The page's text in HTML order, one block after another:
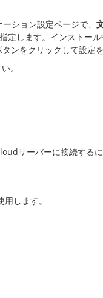
ション設定ページで、
定します。インストー
タンをクリックして設定
。
サーバーに接続する
用します。